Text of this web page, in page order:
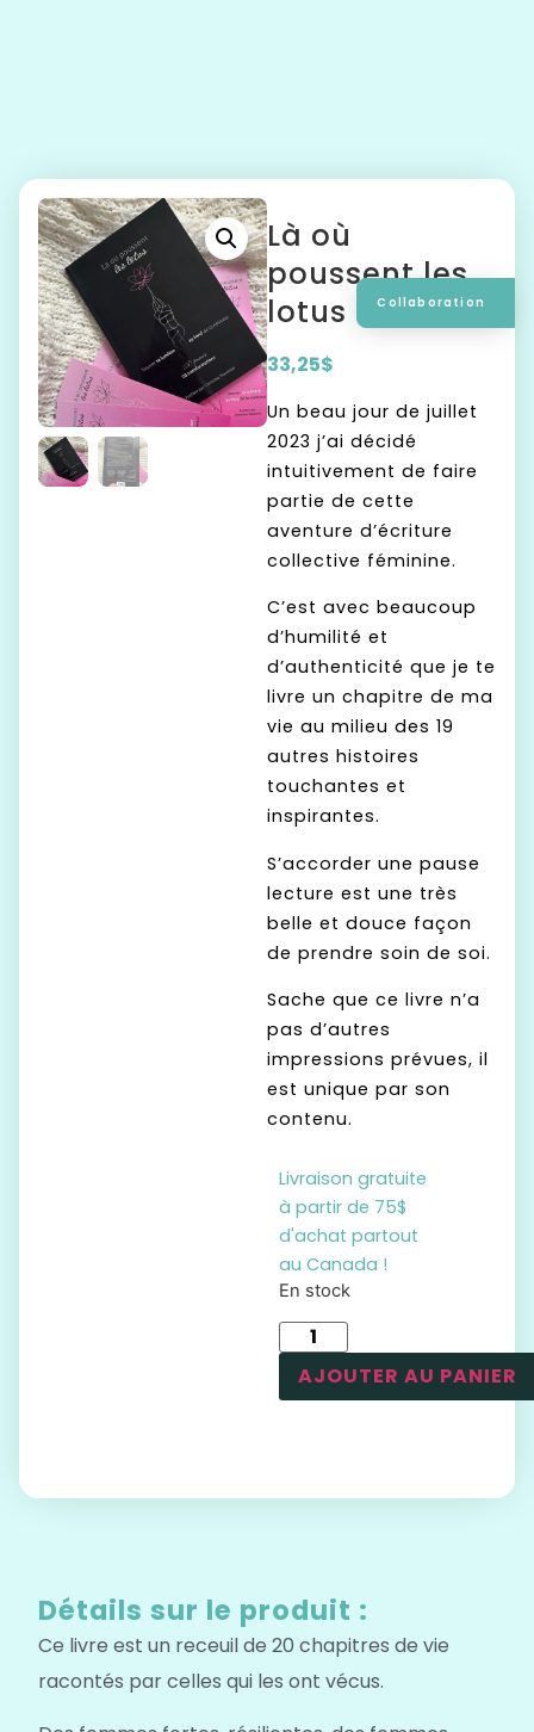
Collaboration
Là où
poussent les
lotus
33,25$
Un beau jour de juillet
2023 j’ai décidé
intuitivement de faire
partie de cette
aventure d’écriture
collective féminine.
C’est avec beaucoup
d’humilité et
d’authenticité que je te
livre un chapitre de ma
vie au milieu des 19
autres histoires
touchantes et
inspirantes.
S’accorder une pause
lecture est une très
belle et douce façon
de prendre soin de soi.
Sache que ce livre n’a
pas d’autres
impressions prévues, il
est unique par son
contenu.
Livraison gratuite
à partir de 75$
d'achat partout
au Canada !
En stock
AJOUTER AU PANIER
Détails sur le produit :
Ce livre est un receuil de 20 chapitres de vie
racontés par celles qui les ont vécus.